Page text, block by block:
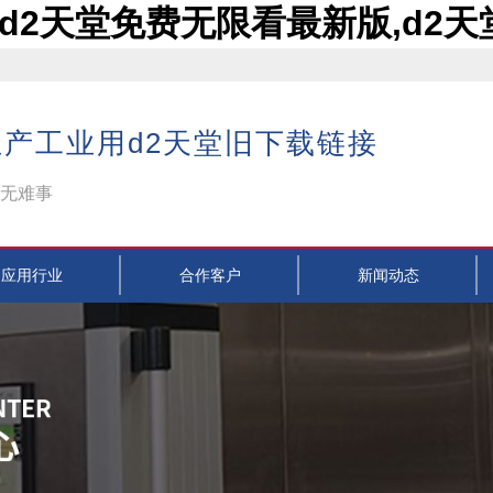
天堂免费无限看最新版,d2天
工业用d2天堂旧下载链接
难事
应用行业 合作客户 新闻动态